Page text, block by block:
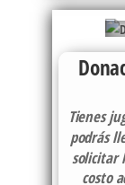
Tienes
podrás
solicitar
costo